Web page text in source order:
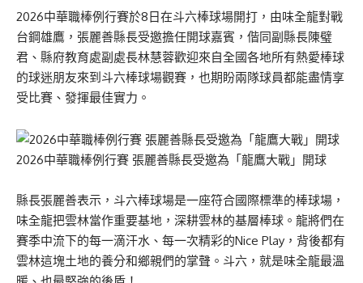
2026中華職棒例行賽於8日在斗六棒球場開打，由味全龍對戰
台鋼雄鷹，張麗善縣長受邀擔任開球嘉賓，偕同副縣長陳璧
君、縣府教育處副處長林慧蓉歡迎來自全國各地所有熱愛棒球
的球迷朋友來到斗六棒球場觀賽，也期盼兩隊球員都能盡情享
受比賽、發揮最佳實力。
2026中華職棒例行賽 張麗善縣長受邀為「龍鷹大戰」開球
縣長張麗善表示，斗六棒球場是一座符合國際標準的棒球場，
味全龍把雲林當作重要基地，深耕雲林的基層棒球。龍將們在
賽季中流下的每一滴汗水、每一次精彩的Nice Play，背後都有
雲林這塊土地的養分和鄉親們的掌聲。斗六，就是味全龍最溫